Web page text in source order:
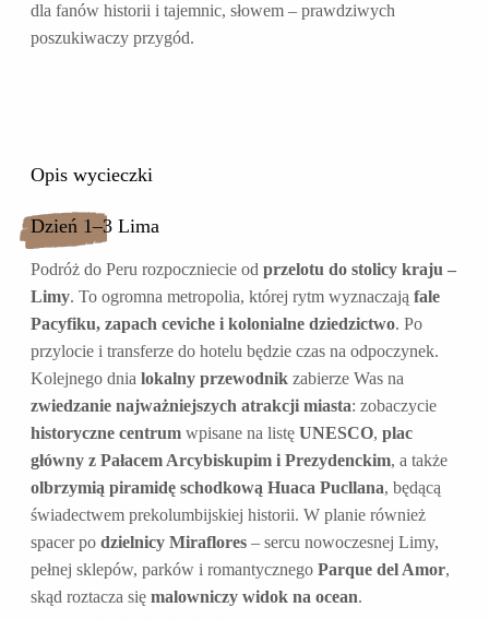
dla fanów historii i tajemnic, słowem – prawdziwych
poszukiwaczy przygód.
Opis wycieczki
Dzień 1–3 Lima
Podróż do Peru rozpoczniecie od przelotu do stolicy kraju –
Limy. To ogromna metropolia, której rytm wyznaczają fale
Pacyfiku, zapach ceviche i kolonialne dziedzictwo. Po
przylocie i transferze do hotelu będzie czas na odpoczynek.
Kolejnego dnia lokalny przewodnik zabierze Was na
zwiedzanie najważniejszych atrakcji miasta: zobaczycie
historyczne centrum wpisane na listę UNESCO, plac
główny z Pałacem Arcybiskupim i Prezydenckim, a także
olbrzymią piramidę schodkową Huaca Pucllana, będącą
świadectwem prekolumbijskiej historii. W planie również
spacer po dzielnicy Miraflores – sercu nowoczesnej Limy,
pełnej sklepów, parków i romantycznego Parque del Amor,
skąd roztacza się malowniczy widok na ocean.